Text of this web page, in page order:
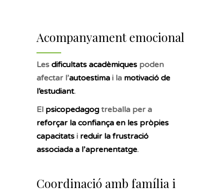
Acompanyament emocional
Les dificultats acadèmiques poden
afectar l’autoestima i la motivació de
l’estudiant.
El psicopedagog treballa per a
reforçar la confiança en les pròpies
capacitats i reduir la frustració
associada a l’aprenentatge.
Coordinació amb família i